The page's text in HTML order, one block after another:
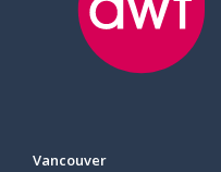
Vancouver